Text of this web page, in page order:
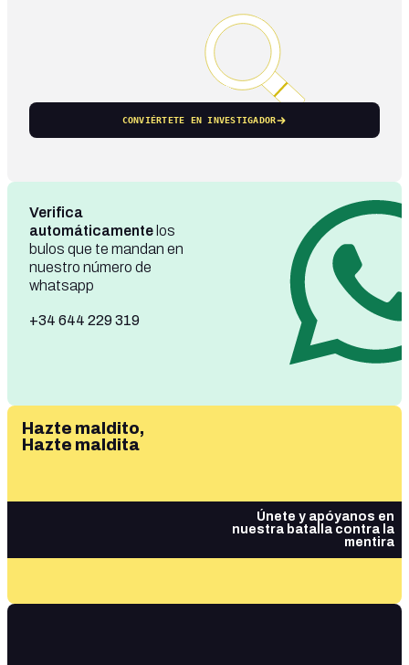
CONVIÉRTETE EN INVESTIGADOR
Verifica
automáticamente los
bulos que te mandan en
nuestro número de
whatsapp
+34 644 229 319
Hazte maldito,
Hazte maldita
Únete y apóyanos en
nuestra batalla contra la
mentira